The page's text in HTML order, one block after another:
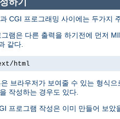
CGI 프로그래밍 사이에는 두가지
램은 다른 출력을 하기전에 먼저
같다.
html
브라우저가 보여줄 수 있는 형식
작성하는 경우도 있다.
프로그램 작성은 이미 만들어 보았